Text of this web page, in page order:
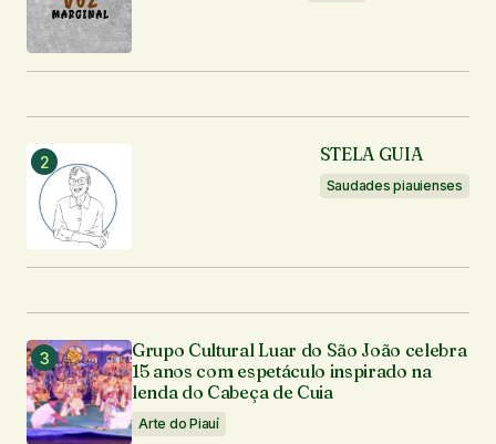
STELA GUIA
Saudades piauienses
Grupo Cultural Luar do São João celebra
15 anos com espetáculo inspirado na
lenda do Cabeça de Cuia
Arte do Piauí